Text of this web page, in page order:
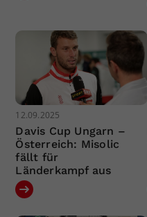
12.09.2025
Davis Cup Ungarn –
Österreich: Misolic
fällt für
Länderkampf aus